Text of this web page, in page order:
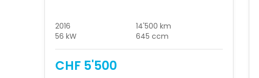
2016
14'500 km
56 kW
645 ccm
CHF 5'500